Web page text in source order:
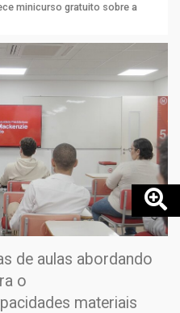
minicurso gratuito sobre a
de aulas abordando
o
materiais